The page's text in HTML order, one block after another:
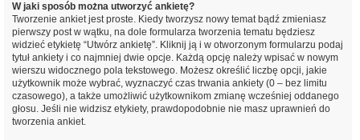
W jaki sposób można utworzyć ankietę?
Tworzenie ankiet jest proste. Kiedy tworzysz nowy temat bądź zmieniasz
pierwszy post w wątku, na dole formularza tworzenia tematu będziesz
widzieć etykietę “Utwórz ankietę”. Kliknij ją i w otworzonym formularzu podaj
tytuł ankiety i co najmniej dwie opcje. Każdą opcję należy wpisać w nowym
wierszu widocznego pola tekstowego. Możesz określić liczbę opcji, jakie
użytkownik może wybrać, wyznaczyć czas trwania ankiety (0 – bez limitu
czasowego), a także umożliwić użytkownikom zmianę wcześniej oddanego
głosu. Jeśli nie widzisz etykiety, prawdopodobnie nie masz uprawnień do
tworzenia ankiet.